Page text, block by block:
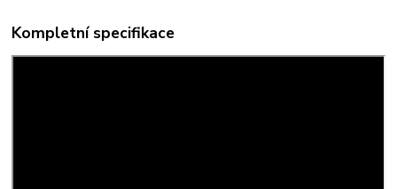
Kompletní specifikace